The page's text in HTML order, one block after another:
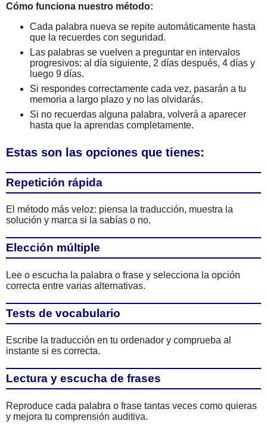
Cómo funciona nuestro método:
Cada palabra nueva se repite automáticamente hasta
que la recuerdes con seguridad.
Las palabras se vuelven a preguntar en intervalos
progresivos: al día siguiente, 2 días después, 4 días y
luego 9 días.
Si respondes correctamente cada vez, pasarán a tu
memoria a largo plazo y no las olvidarás.
Si no recuerdas alguna palabra, volverá a aparecer
hasta que la aprendas completamente.
Estas son las opciones que tienes:
Repetición rápida
El método más veloz: piensa la traducción, muestra la
solución y marca si la sabías o no.
Elección múltiple
Lee o escucha la palabra o frase y selecciona la opción
correcta entre varias alternativas.
Tests de vocabulario
Escribe la traducción en tu ordenador y comprueba al
instante si es correcta.
Lectura y escucha de frases
Reproduce cada palabra o frase tantas veces como quieras
y mejora tu comprensión auditiva.